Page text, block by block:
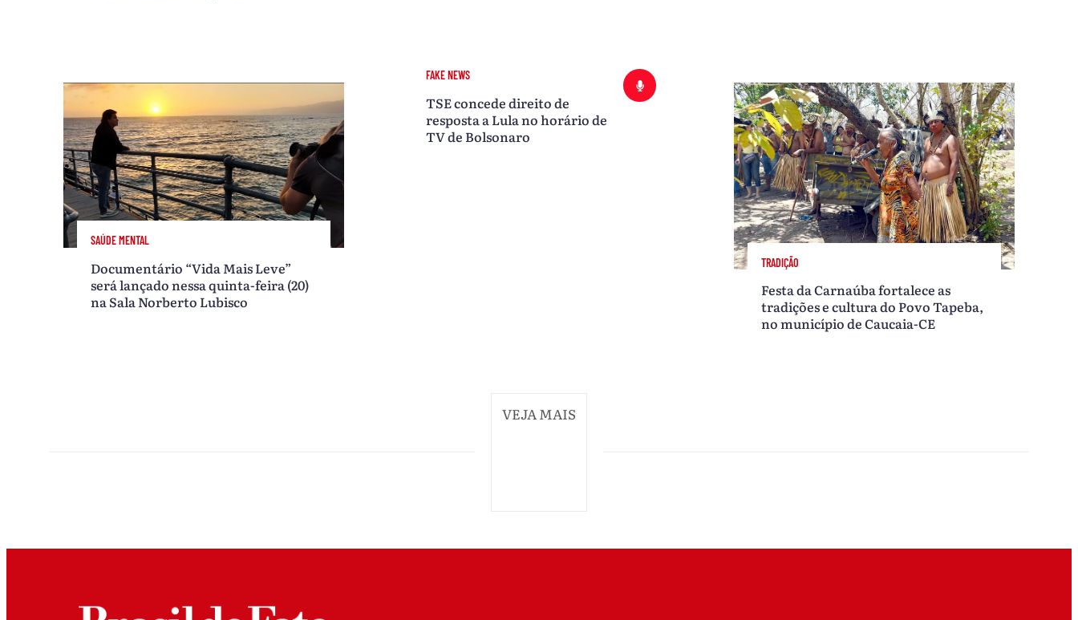
SAÚDE MENTAL
Documentário “Vida Mais Leve”
será lançado nessa quinta-feira (20)
na Sala Norberto Lubisco
FAKE NEWS
TSE concede direito de
resposta a Lula no horário de
TV de Bolsonaro
TRADIÇÃO
Festa da Carnaúba fortalece as
tradições e cultura do Povo Tapeba,
no município de Caucaia-CE
VEJA MAIS